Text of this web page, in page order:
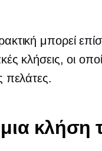
μπορεί
κλήσεις, οι
πελάτες.
μια κλήση